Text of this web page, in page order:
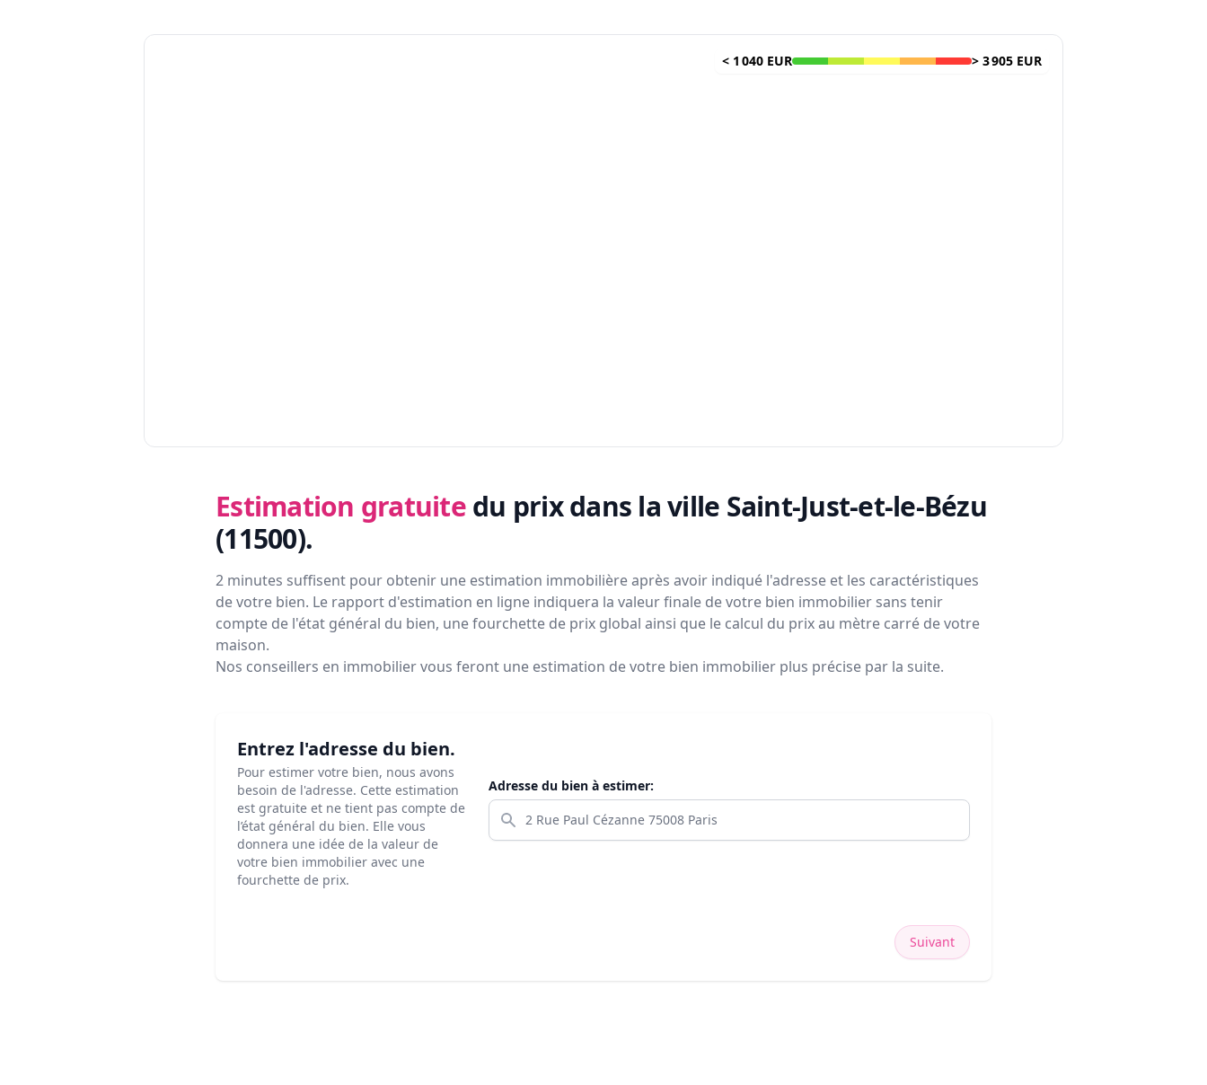
< 1 040 EUR > 3 905 EUR
Estimation gratuite du prixdans la ville Saint-Just-et-le-Bézu
(11500).
2 minutes suffisent pour obtenir une estimation immobilière après avoir indiqué l'adresse et les caractéristiques
de votre bien. Le rapport d'estimation en ligne indiquera la valeur finale de votre bien immobilier sans tenir
compte de l'état général du bien, une fourchette de prix global ainsi que le calcul du prix au mètre carré de votre
maison.
Nos conseillers en immobilier vous feront une estimation de votre bien immobilier plus précise par la suite.
Entrez l'adresse du bien.
Pour estimer votre bien, nous avons
besoin de l'adresse. Cette estimation
est gratuite et ne tient pas compte de
l’état général du bien. Elle vous
donnera une idée de la valeur de
votre bien immobilier avec une
fourchette de prix.
Adresse du bien à estimer:
Suivant